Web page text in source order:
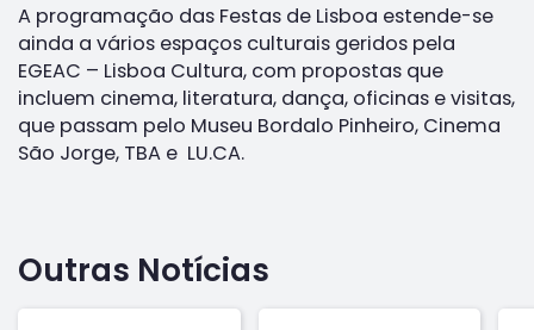
A programação das Festas de Lisboa estende-se
ainda a vários espaços culturais geridos pela
EGEAC – Lisboa Cultura, com propostas que
incluem cinema, literatura, dança, oficinas e visitas,
que passam pelo Museu Bordalo Pinheiro, Cinema
São Jorge, TBA e LU.CA.
Outras Notícias